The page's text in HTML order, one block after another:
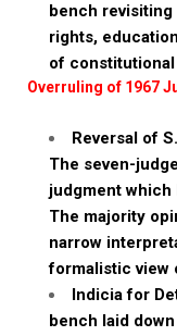
bench
rights,
of
Overruling of 1967
Reversal of
The seven-
judgment which
The majority
narrow
formalistic view
Indicia for
bench laid